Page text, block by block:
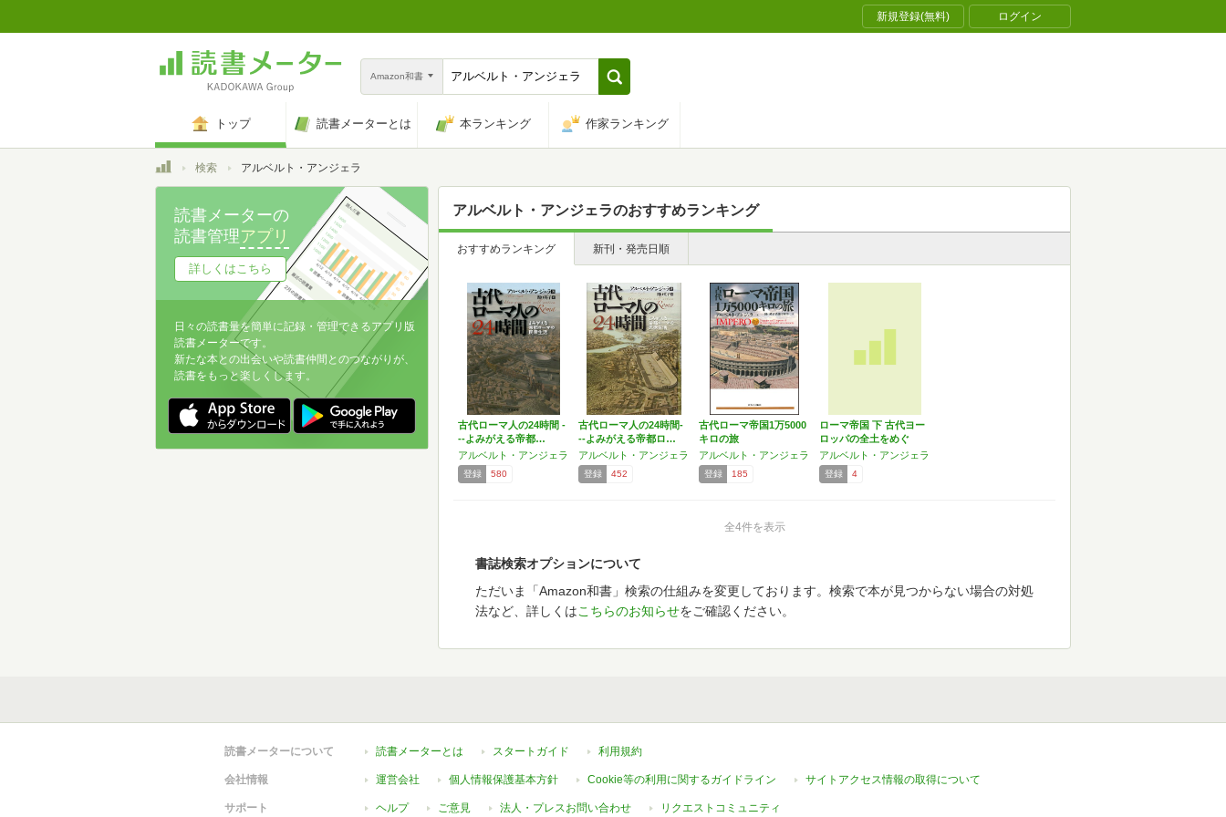
新規登録(無料) ログイン
Amazon和書
トップ 読書メーターとは 本ランキング 作家ランキング
トップ検索 アルベルト・アンジェラ
アルベルト・アンジェラのおすすめランキング
おすすめランキング 新刊・発売日順
古代ローマ人の24時間 -
--よみがえる帝都…
アルベルト・アンジェラ
登録 580
古代ローマ人の24時間-
--よみがえる帝都ロ…
アルベルト・アンジェラ
登録 452
古代ローマ帝国1万5000
キロの旅
アルベルト・アンジェラ
登録 185
ローマ帝国 下 古代ヨー
ロッパの全土をめぐ
る…
アルベルト・アンジェラ
登録 4
全4件を表示
書誌検索オプションについて
ただいま「Amazon和書」検索の仕組みを変更しております。検索で本が見つからない場合の対処
法など、詳しくはこちらのお知らせをご確認ください。
読書メーターの
読書管理アプリ
詳しくはこちら
日々の読書量を簡単に記録・管理できるアプリ版
読書メーターです。
新たな本との出会いや読書仲間とのつながりが、
読書をもっと楽しくします。
読書メーターについて 読書メーターとは スタートガイド 利用規約
会社情報 運営会社 個人情報保護基本方針 Cookie等の利用に関するガイドライン サイトアクセス情報の取得について
サポート ヘルプ ご意見 法人・プレスお問い合わせ リクエストコミュニティ